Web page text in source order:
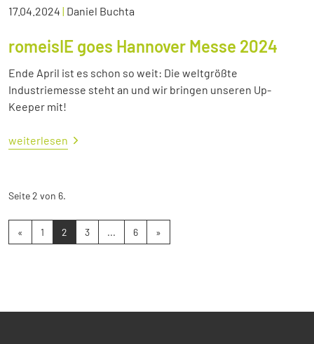
17.04.2024 | Daniel Buchta
romeisIE goes Hannover Messe 2024
Ende April ist es schon so weit: Die weltgrößte
Industriemesse steht an und wir bringen unseren Up-
Keeper mit!
weiterlesen
Seite 2 von 6.
« 1 2 3 ... 6 »